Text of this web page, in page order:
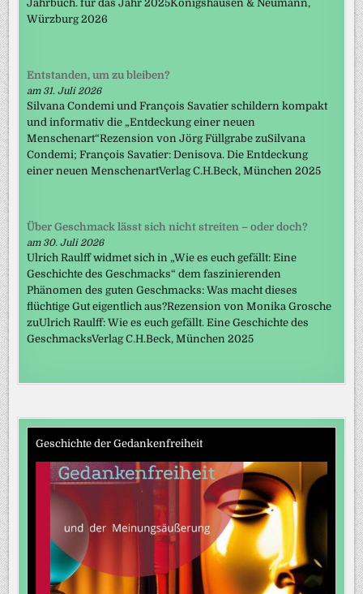
Jahrbuch. für das Jahr 2025Königshausen & Neumann,
Würzburg 2026
Entstanden, um zu bleiben?
am 31. Juli 2026
Silvana Condemi und François Savatier schildern kompakt
und informativ die „Entdeckung einer neuen
Menschenart“Rezension von Jörg Füllgrabe zuSilvana
Condemi; François Savatier: Denisova. Die Entdeckung
einer neuen MenschenartVerlag C.H.Beck, München 2025
Über Geschmack lässt sich nicht streiten – oder doch?
am 30. Juli 2026
Ulrich Raulff widmet sich in „Wie es euch gefällt: Eine
Geschichte des Geschmacks“ dem faszinierenden
Phänomen des guten Geschmacks: Was macht dieses
flüchtige Gut eigentlich aus?Rezension von Monika Grosche
zuUlrich Raulff: Wie es euch gefällt. Eine Geschichte des
GeschmacksVerlag C.H.Beck, München 2025
Geschichte der Gedankenfreiheit